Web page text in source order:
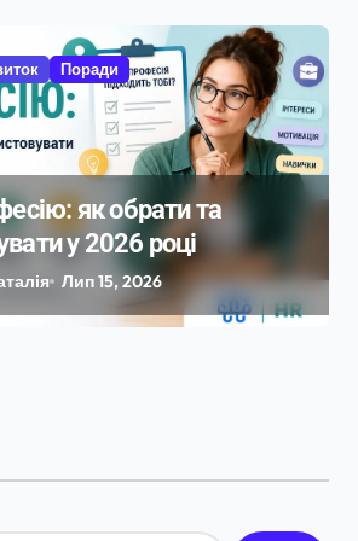
Поради
як обрати та
у 2026 році
Лип 15, 2026